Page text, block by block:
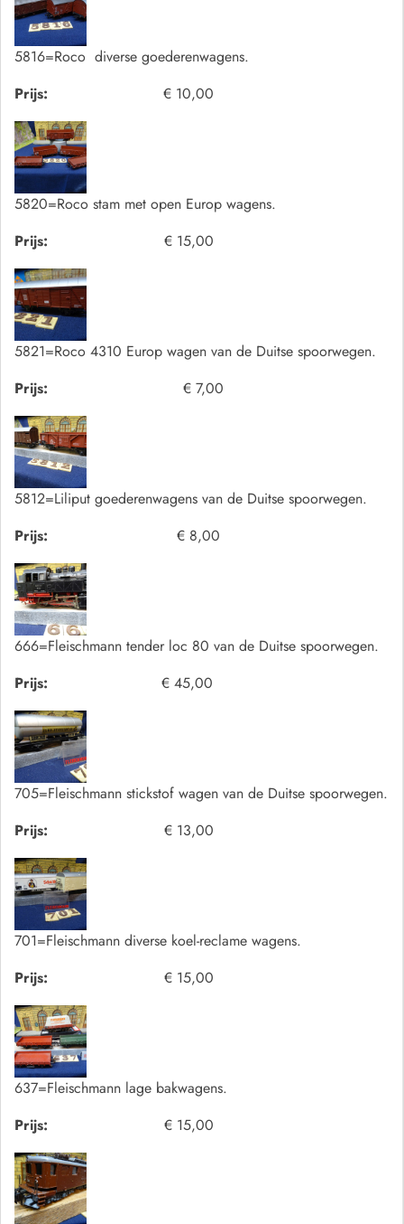
5816=Roco diverse goederenwagens.
Prijs:
€ 10,00
5820=Roco stam met open Europ wagens.
Prijs:
€ 15,00
5821=Roco 4310 Europ wagen van de Duitse spoorwegen.
Prijs:
€ 7,00
5812=Liliput goederenwagens van de Duitse spoorwegen.
Prijs:
€ 8,00
666=Fleischmann tender loc 80 van de Duitse spoorwegen.
Prijs:
€ 45,00
705=Fleischmann stickstof wagen van de Duitse spoorwegen.
Prijs:
€ 13,00
701=Fleischmann diverse koel-reclame wagens.
Prijs:
€ 15,00
637=Fleischmann lage bakwagens.
Prijs:
€ 15,00